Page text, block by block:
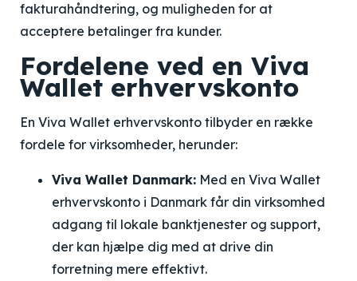
fakturahåndtering, og muligheden for at
acceptere betalinger fra kunder.
Fordelene ved en Viva
Wallet erhvervskonto
En Viva Wallet erhvervskonto tilbyder en række
fordele for virksomheder, herunder:
Viva Wallet Danmark: Med en Viva Wallet
erhvervskonto i Danmark får din virksomhed
adgang til lokale banktjenester og support,
der kan hjælpe dig med at drive din
forretning mere effektivt.